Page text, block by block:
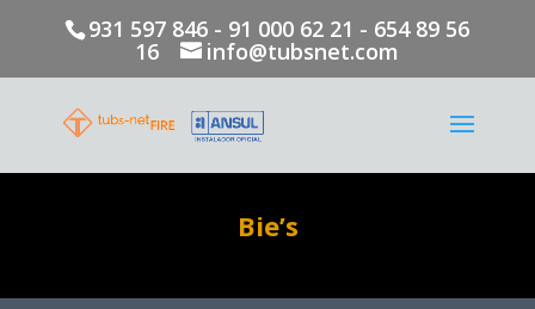
931 597 846 - 91 000 62 21 - 654 89 56
16 info@tubsnet.com
Bie’s